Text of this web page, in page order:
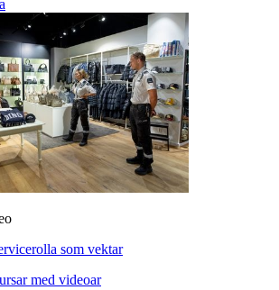
som vektar
med videoar